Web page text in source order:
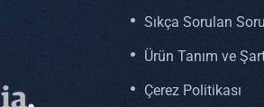
Sıkça Sorulan
Ürün Tanım ve
Çerez Politikası